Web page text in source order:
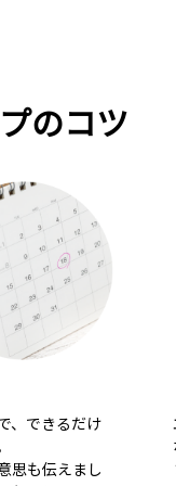
のコツ
、できるだけ
思も伝えまし